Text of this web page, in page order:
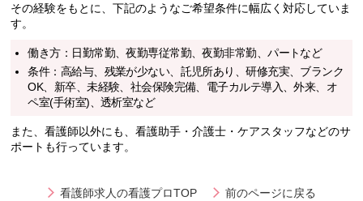
その経験をもとに、下記のようなご希望条件に幅広く対応していま
す。
働き方：日勤常勤、夜勤専従常勤、夜勤非常勤、パートなど
条件：高給与、残業が少ない、託児所あり、研修充実、ブランク
OK、新卒、未経験、社会保険完備、電子カルテ導入、外来、オ
ペ室(手術室)、透析室など
また、看護師以外にも、看護助手・介護士・ケアスタッフなどのサ
ポートも行っています。
看護師求人の看護プロTOP 前のページに戻る